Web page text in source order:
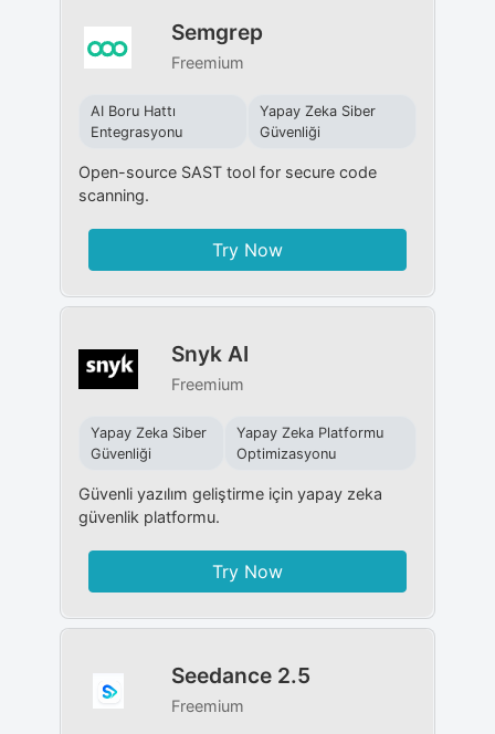
Semgrep
Freemium
AI Boru Hattı
Entegrasyonu
Yapay Zeka Siber
Güvenliği
Open-source SAST tool for secure code
scanning.
Try Now
Snyk AI
Freemium
Yapay Zeka Siber
Güvenliği
Yapay Zeka Platformu
Optimizasyonu
Güvenli yazılım geliştirme için yapay zeka
güvenlik platformu.
Try Now
Seedance 2.5
Freemium